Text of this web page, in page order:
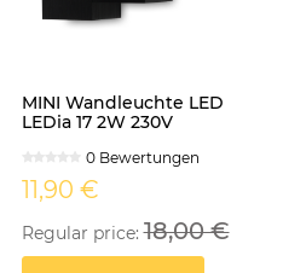
MINI Wandleuchte LED
LEDia 17 2W 230V
0 Bewertungen
11,90 €
Regular price:18,00 €